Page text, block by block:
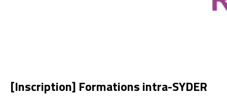
[Inscription] Formations intra-SYDER